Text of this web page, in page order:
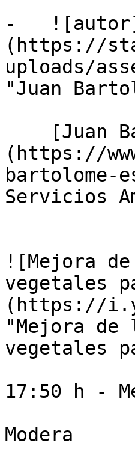
-
(https://
uploads/
"Juan
(https://
bartolome-
Servicios
![Mejora
vegetales
(https://
"Mejora
vegetales
17:50 h -
Modera